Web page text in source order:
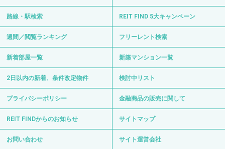
路線・駅検索 REIT FIND 5大キャンペーン
週間／閲覧ランキング フリーレント検索
新着部屋一覧 新築マンション一覧
2日以内の新着、条件改定物件 検討中リスト
プライバシーポリシー 金融商品の販売に関して
REIT FINDからのお知らせ サイトマップ
お問い合わせ サイト運営会社